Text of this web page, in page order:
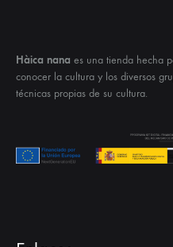
Hàica nana es una tienda hecha
conocer la cultura y los diversos
técnicas propias de su cultura.